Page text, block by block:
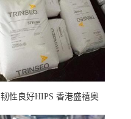
韧性良好HIPS 香港盛禧奥